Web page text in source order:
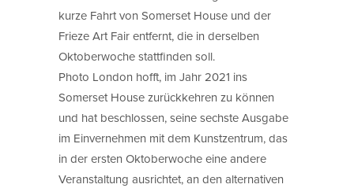
kurze Fahrt von Somerset House und der
Frieze Art Fair entfernt, die in derselben
Oktoberwoche stattfinden soll.
Photo London hofft, im Jahr 2021 ins
Somerset House zurückkehren zu können
und hat beschlossen, seine sechste Ausgabe
im Einvernehmen mit dem Kunstzentrum, das
in der ersten Oktoberwoche eine andere
Veranstaltung ausrichtet, an den alternativen